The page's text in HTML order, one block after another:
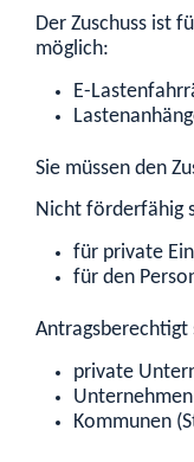
Der Zuschuss ist
möglich:
E-
Sie müssen den
Nicht förderfähig
für private
für den
Antragsberechtigt
private
Kommunen